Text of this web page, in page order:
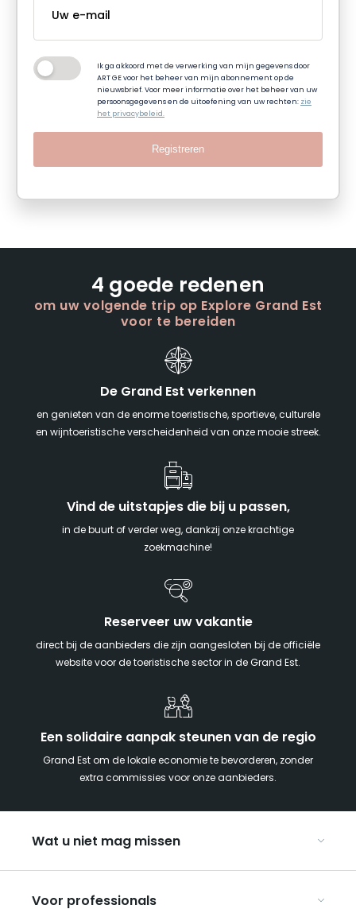
Ik ga akkoord met de verwerking van mijn gegevens door
ART GE voor het beheer van mijn abonnement op de
nieuwsbrief. Voor meer informatie over het beheer van uw
persoonsgegevens en de uitoefening van uw rechten: zie
het privacybeleid.
Registreren
4 goede redenen
om uw volgende trip op Explore Grand Est
voor te bereiden
De Grand Est verkennen
en genieten van de enorme toeristische, sportieve, culturele
en wijntoeristische verscheidenheid van onze mooie streek.
Vind de uitstapjes die bij u passen,
in de buurt of verder weg, dankzij onze krachtige
zoekmachine!
Reserveer uw vakantie
direct bij de aanbieders die zijn aangesloten bij de officiële
website voor de toeristische sector in de Grand Est.
Een solidaire aanpak steunen van de regio
Grand Est om de lokale economie te bevorderen, zonder
extra commissies voor onze aanbieders.
Wat u niet mag missen
Met z’n tweeën
Voor professionals